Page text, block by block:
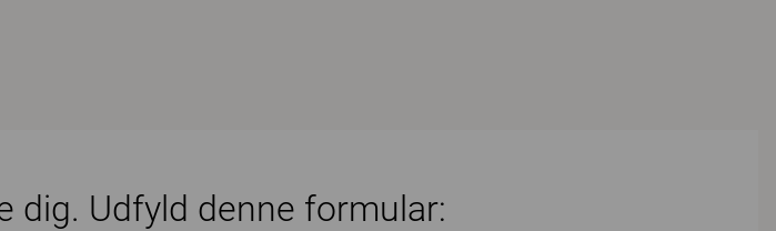
dig. Udfyld denne formular: